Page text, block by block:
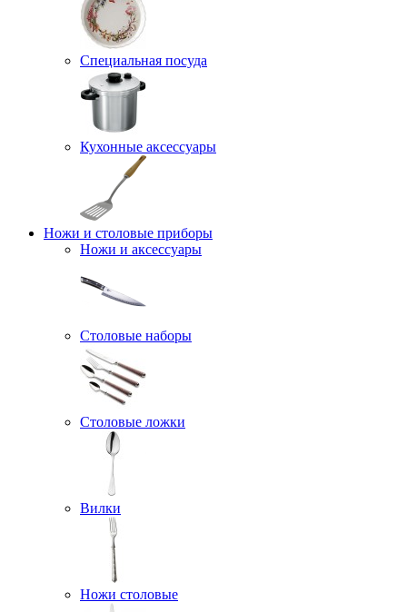
Специальная посуда
Кухонные аксессуары
Ножи и столовые приборы
Ножи и аксессуары
Столовые наборы
Столовые ложки
Вилки
Ножи столовые